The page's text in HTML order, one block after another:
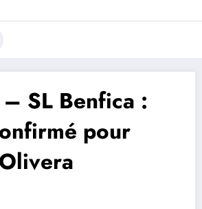
Trivela
L'actualité du football
SL Benfica :
pour